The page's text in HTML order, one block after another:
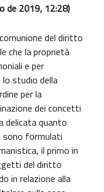
de 2019, 12:28)
del diritto
che la proprietà
e per
studio della
per la
dei concetti
delicata quanto
sono formulati
il primo in
del diritto
in relazione alla